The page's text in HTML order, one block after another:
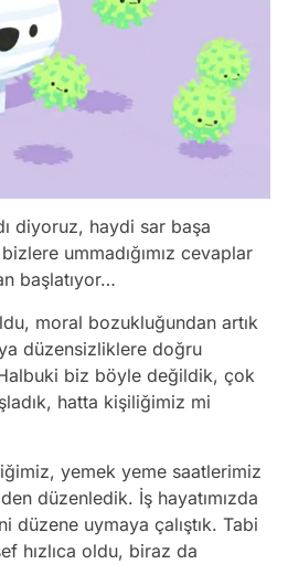
diyoruz, haydi sar başa
ummadığımız cevaplar
başlatıyor…
moral bozukluğundan artık
düzensizliklere doğru
biz böyle değildik, çok
hatta kişiliğimiz mi
yemek yeme saatlerimiz
düzenledik. İş hayatımızda
düzene uymaya çalıştık. Tabi
hızlıca oldu, biraz da